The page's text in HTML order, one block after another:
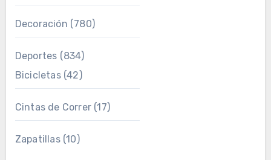
Decoración (780)
Deportes (834)
Bicicletas(42)
Cintas de Correr(17)
Zapatillas(10)